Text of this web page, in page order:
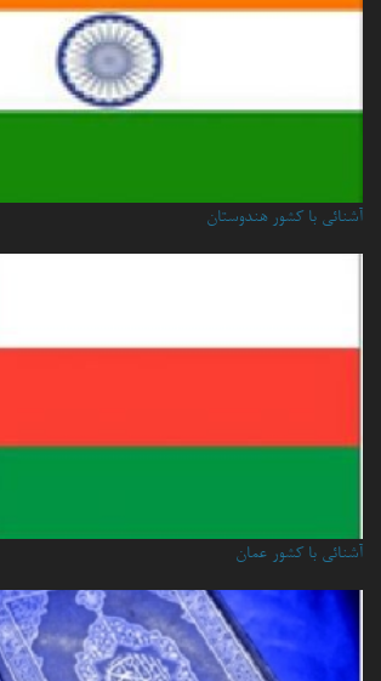
آشنائی با کشور هندوستان
آشنائي با كشور عمان